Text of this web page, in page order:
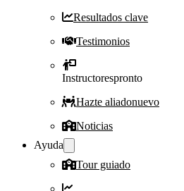
Resultados clave
Testimonios
Instructorespronto
Hazte aliadonuevo
Noticias
Ayuda
Tour guiado